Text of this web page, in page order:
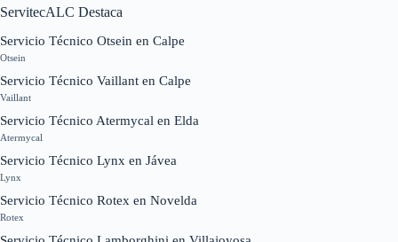
ServitecALC Destaca
Servicio Técnico Otsein en Calpe
Otsein
Servicio Técnico Vaillant en Calpe
Vaillant
Servicio Técnico Atermycal en Elda
Atermycal
Servicio Técnico Lynx en Jávea
Lynx
Servicio Técnico Rotex en Novelda
Rotex